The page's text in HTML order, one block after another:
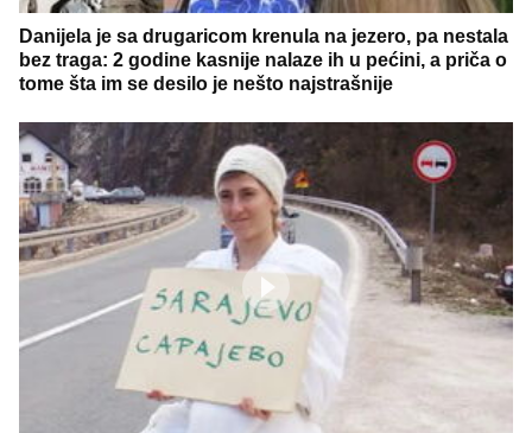
Danijela je sa drugaricom krenula na jezero, pa nestala
bez traga: 2 godine kasnije nalaze ih u pećini, a priča o
tome šta im se desilo je nešto najstrašnije